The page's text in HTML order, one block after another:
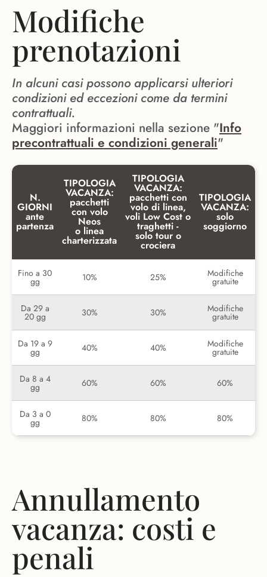
Modifiche
prenotazioni
In alcuni casi possono applicarsi ulteriori
condizioni ed eccezioni come da termini
contrattuali.
Maggiori informazioni nella sezione "Info
precontrattuali e condizioni generali"
N.
GIORNI
ante
partenza
TIPOLOGIA
VACANZA:
pacchetti
con volo
Neos
o linea
charterizzata
TIPOLOGIA
VACANZA:
pacchetti con
volo di linea,
voli Low Cost o
traghetti -
solo tour o
crociera
TIPOLOGIA
VACANZA:
solo
soggiorno
Fino a 30
gg 10% 25% Modifiche
gratuite
Da 29 a
20 gg 30% 30% Modifiche
gratuite
Da 19 a 9
gg 40% 40% Modifiche
gratuite
Da 8 a 4
gg 60% 60% 60%
Da 3 a 0
gg 80% 80% 80%
Annullamento
vacanza: costi e
penali